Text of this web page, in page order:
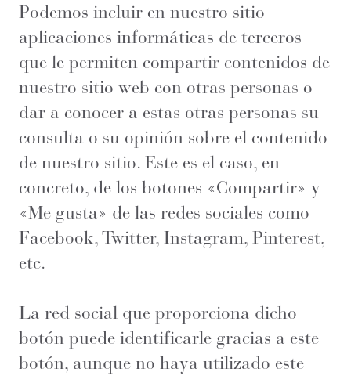
Podemos incluir en nuestro sitio
aplicaciones informáticas de terceros
que le permiten compartir contenidos de
nuestro sitio web con otras personas o
dar a conocer a estas otras personas su
consulta o su opinión sobre el contenido
de nuestro sitio. Este es el caso, en
concreto, de los botones «Compartir» y
«Me gusta» de las redes sociales como
Facebook, Twitter, Instagram, Pinterest,
etc.
La red social que proporciona dicho
botón puede identificarle gracias a este
botón, aunque no haya utilizado este